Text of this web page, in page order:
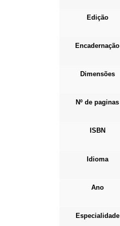
Edição
Encadernação
Dimensões
Nº de paginas
ISBN
Idioma
Ano
Especialidade